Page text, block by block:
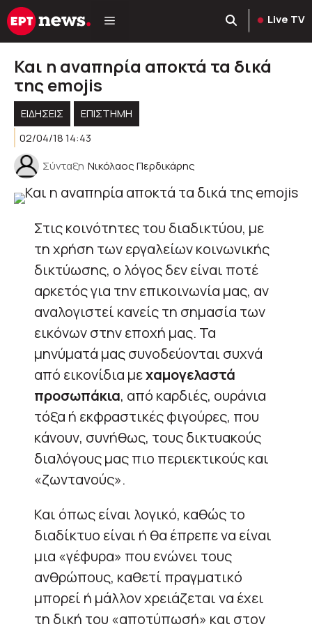
Μετάβαση
σε
Live TV
Και η αναπηρία αποκτά τα δικά
της emojis
ΕΙΔΗΣΕΙΣ
ΕΠΙΣΤΗΜΗ
02/04/18 14:43
Σύνταξη Νικόλαος Περδικάρης
Στις κοινότητες του διαδικτύου, με
τη χρήση των εργαλείων κοινωνικής
δικτύωσης, ο λόγος δεν είναι ποτέ
αρκετός για την επικοινωνία μας, αν
αναλογιστεί κανείς τη σημασία των
εικόνων στην εποχή μας. Τα
μηνύματά μας συνοδεύονται συχνά
από εικονίδια μεχαμογελαστά
προσωπάκια, από καρδιές, ουράνια
τόξα ή εκφραστικές φιγούρες, που
κάνουν, συνήθως, τους δικτυακούς
διαλόγους μας πιο περιεκτικούς και
«ζωντανούς».
Και όπως είναι λογικό, καθώς το
διαδίκτυο είναι ή θα έπρεπε να είναι
μια «γέφυρα» που ενώνει τους
ανθρώπους, καθετί πραγματικό
μπορεί ή μάλλον χρειάζεται να έχει
τη δική του «αποτύπωσή» και στον